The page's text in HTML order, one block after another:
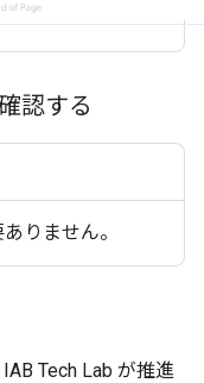
認する
りません。
Tech Lab が推進